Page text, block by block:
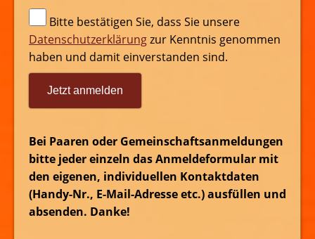
Bitte bestätigen Sie, dass Sie unsere
Datenschutzerklärungzur Kenntnis genommen
haben und damit einverstanden sind.
Jetzt anmelden
Bei Paaren oder Gemeinschaftsanmeldungen
bitte jeder einzeln das Anmeldeformular mit
den eigenen, individuellen Kontaktdaten
(Handy-Nr., E-Mail-Adresse etc.) ausfüllen und
absenden. Danke!